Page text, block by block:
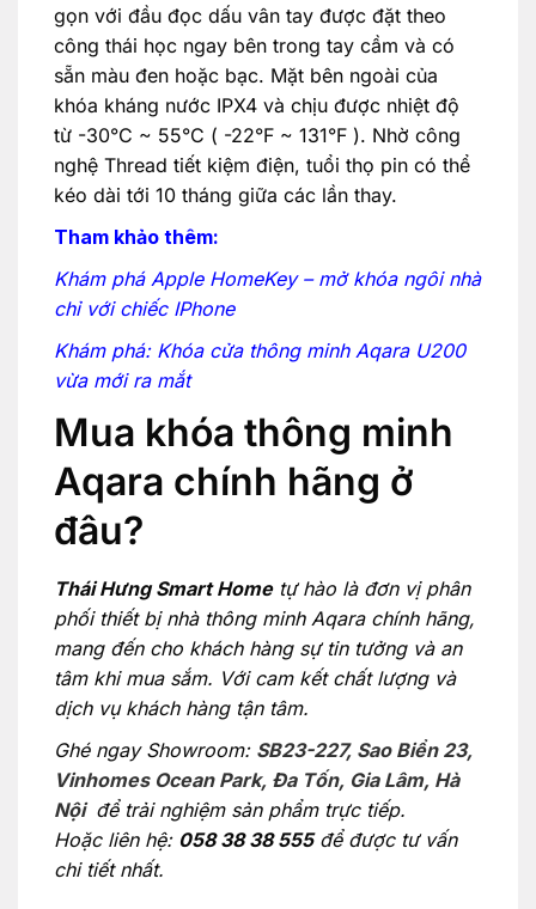
gọn với đầu đọc dấu vân tay được đặt theo
công thái học ngay bên trong tay cầm và có
sẵn màu đen hoặc bạc. Mặt bên ngoài của
khóa kháng nước IPX4 và chịu được nhiệt độ
từ -30°C ~ 55°C ( -22°F ~ 131°F ). Nhờ công
nghệ Thread tiết kiệm điện, tuổi thọ pin có thể
kéo dài tới 10 tháng giữa các lần thay.
Tham khảo thêm:
Khám phá Apple HomeKey – mở khóa ngôi nhà
chỉ với chiếc IPhone
Khám phá: Khóa cửa thông minh Aqara U200
vừa mới ra mắt
Mua khóa thông minh
Aqara chính hãng ở
đâu?
Thái Hưng Smart Hometự hào là đơn vị phân
phối thiết bị nhà thông minh Aqara chính hãng,
mang đến cho khách hàng sự tin tưởng và an
tâm khi mua sắm. Với cam kết chất lượng và
dịch vụ khách hàng tận tâm.
Ghé ngay Showroom: SB23-227, Sao Biển 23,
Vinhomes Ocean Park, Đa Tốn, Gia Lâm, Hà
Nội để trải nghiệm sản phẩm trực tiếp.
Hoặc liên hệ: 058 38 38 555để được tư vấn
chi tiết nhất.